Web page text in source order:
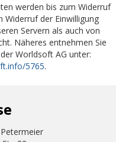
werden bis zum Widerruf
Widerruf der Einwilligung
Servern als auch von
Näheres entnehmen Sie
Worldsoft AG unter:
5765.